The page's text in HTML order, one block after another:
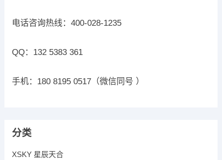
电话咨询热线：400-028-1235
QQ：132 5383 361
手机：180 8195 0517（微信同号 ）
分类
XSKY 星辰天合